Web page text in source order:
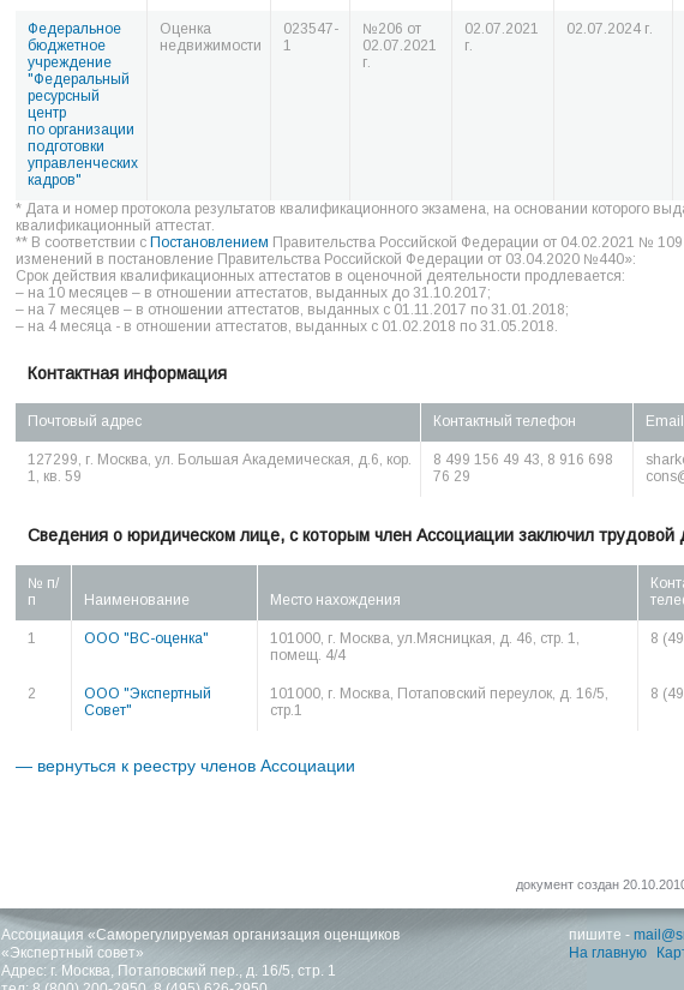
Федеральное
бюджетное
учреждение
"Федеральный
ресурсный
центр
по организации
подготовки
управленческих
кадров"
Оценка
недвижимости
023547-
1
№206 от
02.07.2021
г.
02.07.2021
г.
02.07.2024 г.
* Дата и номер протокола результатов квалификационного экзамена, на основании которого
квалификационный аттестат.
** В соответствии с Постановлением Правительства Российской Федерации от 04.02.2021 №
изменений в постановление Правительства Российской Федерации от 03.04.2020 №440»:
Срок действия квалификационных аттестатов в оценочной деятельности продлевается:
– на 10 месяцев – в отношении аттестатов, выданных до 31.10.2017;
– на 7 месяцев – в отношении аттестатов, выданных с 01.11.2017 по 31.01.2018;
– на 4 месяца - в отношении аттестатов, выданных с 01.02.2018 по 31.05.2018.
Контактная информация
Почтовый адрес Контактный телефон Email
127299, г. Москва, ул. Большая Академическая, д.6, кор.
1, кв. 59
8 499 156 49 43, 8 916 698
76 29
Сведения о юридическом лице, с которым член Ассоциации заключил трудовой
№ п/
п
Наименование Место нахождения
1 ООО "ВС-оценка"
101000, г. Москва, ул.Мясницкая, д. 46, стр. 1,
помещ. 4/4
8
2
ООО "Экспертный
Совет"
101000, г. Москва, Потаповский переулок, д. 16/5,
стр.1
8
— вернуться к реестру членов Ассоциации
документ создан
Ассоциация «Саморегулируемая организация оценщиков
«Экспертный совет»
Адрес: г. Москва, Потаповский пер., д. 16/5, стр. 1
пишите -
На главную